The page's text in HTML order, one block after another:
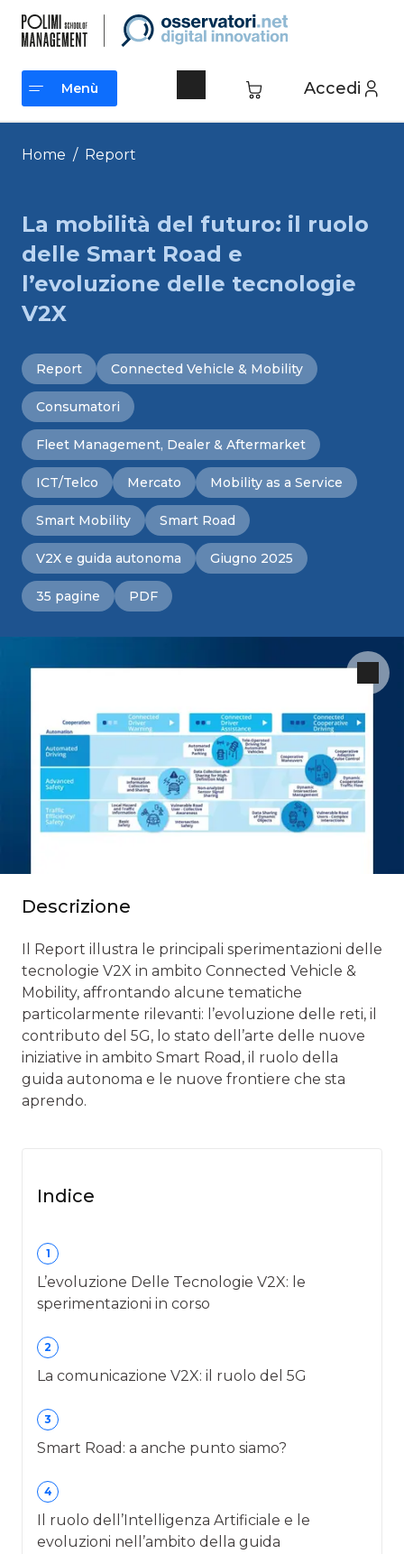
contenuto
Accedi
Menù
Menù
Home / Report
La mobilità del futuro: il ruolo
delle Smart Road e
l’evoluzione delle tecnologie
V2X
Report Connected Vehicle & Mobility
Consumatori
Fleet Management, Dealer & Aftermarket
ICT/Telco Mercato Mobility as a Service
Smart Mobility Smart Road
V2X e guida autonoma Giugno 2025
35 pagine PDF
Descrizione
Il Report illustra le principali sperimentazioni delle
tecnologie V2X in ambito Connected Vehicle &
Mobility, affrontando alcune tematiche
particolarmente rilevanti: l’evoluzione delle reti, il
contributo del 5G, lo stato dell’arte delle nuove
iniziative in ambito Smart Road, il ruolo della
guida autonoma e le nuove frontiere che sta
aprendo.
Indice
1
L’evoluzione Delle Tecnologie V2X: le
sperimentazioni in corso
2
La comunicazione V2X: il ruolo del 5G
3
Smart Road: a anche punto siamo?
4
Il ruolo dell’Intelligenza Artificiale e le
evoluzioni nell’ambito della guida